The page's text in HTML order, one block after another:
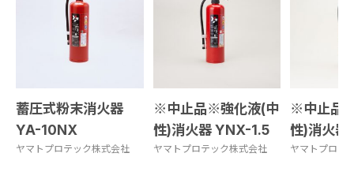
蓄圧式粉末消火器
YA-10NX
ヤマトプロテック株式会社
※中止品※強化液(中
性)消火器 YNX-1.5
ヤマトプロテック株式会社
※中止品
性)消火
ヤマトプロテ